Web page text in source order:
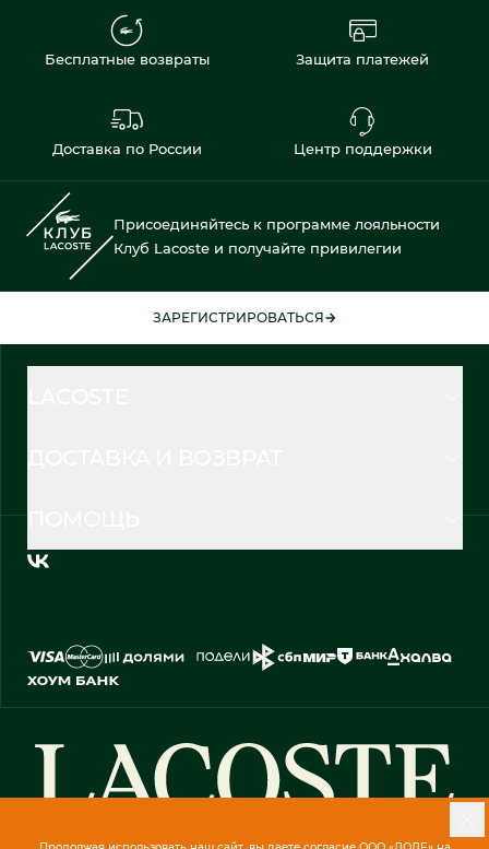
Бесплатные возвраты Защита платежей
Доставка по России Центр поддержки
Присоединяйтесь к программе лояльности
Клуб Lacoste и получайте привилегии
ЗАРЕГИСТРИРОВАТЬСЯ